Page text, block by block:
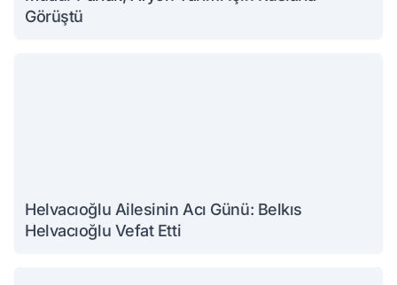
Görüştü
Helvacıoğlu Ailesinin Acı Günü: Belkıs
Helvacıoğlu Vefat Etti